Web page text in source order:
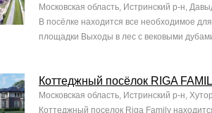
Московская область, Истринский р-н,
В посёлке находится все необходимое
площадки Выходы в лес с вековыми
Коттеджный посёлок RIGA
Московская область, Истринский р-н,
Коттеджный поселок Riga Family